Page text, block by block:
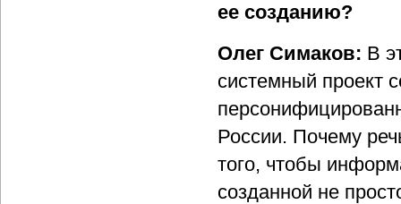
ее созданию?
Олег Симаков: В
системный проект
России. Почему
того, чтобы
созданной не